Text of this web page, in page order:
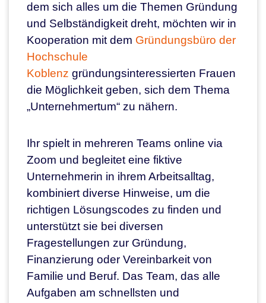
dem sich alles um die Themen Gründung
und Selbständigkeit dreht, möchten wir in
Kooperation mit dem Gründungsbüro der
Hochschule
Koblenz gründungsinteressierten Frauen
die Möglichkeit geben, sich dem Thema
„Unternehmertum“ zu nähern.
Ihr spielt in mehreren Teams online via
Zoom und begleitet eine fiktive
Unternehmerin in ihrem Arbeitsalltag,
kombiniert diverse Hinweise, um die
richtigen Lösungscodes zu finden und
unterstützt sie bei diversen
Fragestellungen zur Gründung,
Finanzierung oder Vereinbarkeit von
Familie und Beruf. Das Team, das alle
Aufgaben am schnellsten und